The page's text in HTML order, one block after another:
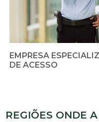
EMPRESA
DE ACESSO
REGIÕES ONDE